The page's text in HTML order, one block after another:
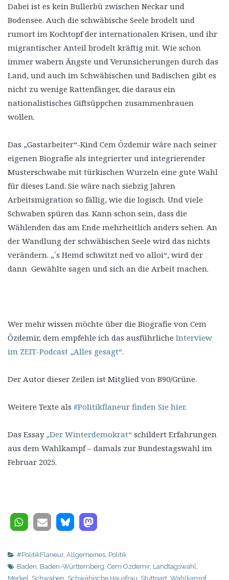
Dabei ist es kein Bullerbü zwischen Neckar und
Bodensee. Auch die schwäbische Seele brodelt und
rumort im Kochtopf der internationalen Krisen, und ihr
migrantischer Anteil brodelt kräftig mit. Wie schon
immer wabern Ängste und Verunsicherungen durch das
Land, und auch im Schwäbischen und Badischen gibt es
nicht zu wenige Rattenfänger, die daraus ein
nationalistisches Giftsüppchen zusammenbrauen
wollen.
Das „Gastarbeiter“-Kind Cem Özdemir wäre nach seiner
eigenen Biografie als integrierter und integrierender
Musterschwabe mit türkischen Wurzeln eine gute Wahl
für dieses Land. Sie wäre nach siebzig Jahren
Arbeitsmigration so fällig, wie die logisch. Und viele
Schwaben spüren das. Kann schon sein, dass die
Wählenden das am Ende mehrheitlich anders sehen. An
der Wandlung der schwäbischen Seele wird das nichts
verändern. „´s Hemd schwitzt ned vo alloi“, wird der
dann Gewählte sagen und sich an die Arbeit machen.
Wer mehr wissen möchte über die Biografie von Cem
Özdemir, dem empfehle ich das ausführliche Interview
im ZEIT-Podcast „Alles gesagt“.
Der Autor dieser Zeilen ist Mitglied von B90/Grüne.
Weitere Texte als #Politikflaneur finden Sie hier.
Das Essay „Der Winterdemokrat“ schildert Erfahrungen
aus dem Wahlkampf – damals zur Bundestagswahl im
Februar 2025.
#PolitikFlaneur, Allgemeines Politik
Baden Baden-Württemberg Cem Özdemir, Landtagswahl
Merkel
Schwaben Schwäbische Hausfrau Stuttgart Wahlkampf,